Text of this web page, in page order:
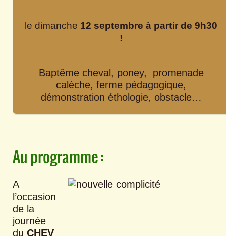
le dimanche 12 septembre à partir de 9h30
!
Baptême cheval, poney, promenade
calèche, ferme pédagogique,
démonstration éthologie, obstacle…
Au programme :
A
l’occasion
de la
journée
du CHEV